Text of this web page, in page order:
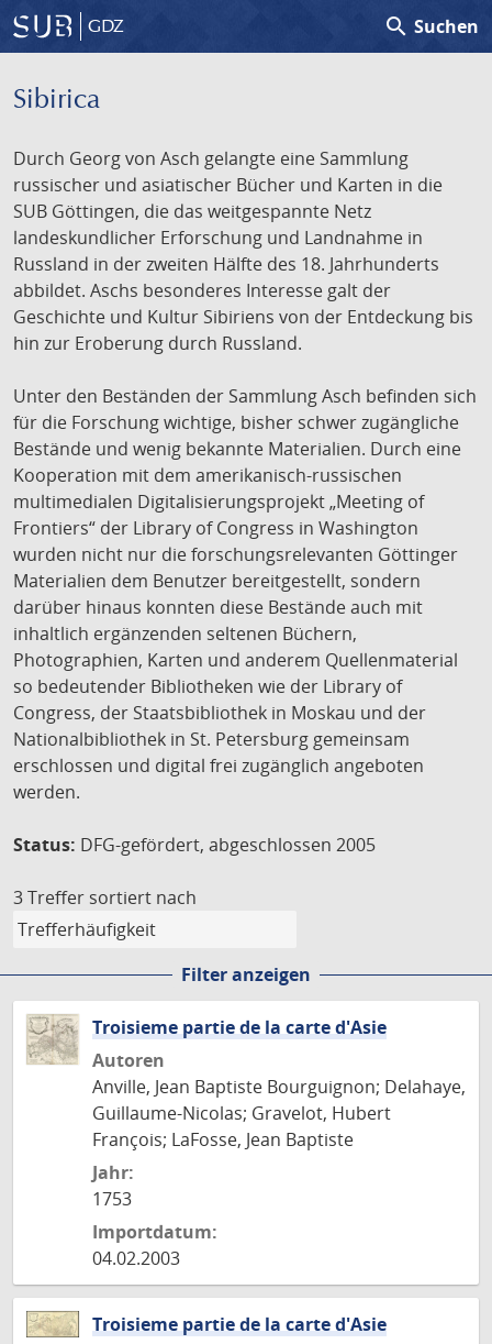
GDZ search Suchen
Sibirica
Durch Georg von Asch gelangte eine Sammlung
russischer und asiatischer Bücher und Karten in die
SUB Göttingen, die das weitgespannte Netz
landeskundlicher Erforschung und Landnahme in
Russland in der zweiten Hälfte des 18. Jahrhunderts
abbildet. Aschs besonderes Interesse galt der
Geschichte und Kultur Sibiriens von der Entdeckung bis
hin zur Eroberung durch Russland.
Unter den Beständen der Sammlung Asch befinden sich
für die Forschung wichtige, bisher schwer zugängliche
Bestände und wenig bekannte Materialien. Durch eine
Kooperation mit dem amerikanisch-russischen
multimedialen Digitalisierungsprojekt „Meeting of
Frontiers“ der Library of Congress in Washington
wurden nicht nur die forschungsrelevanten Göttinger
Materialien dem Benutzer bereitgestellt, sondern
darüber hinaus konnten diese Bestände auch mit
inhaltlich ergänzenden seltenen Büchern,
Photographien, Karten und anderem Quellenmaterial
so bedeutender Bibliotheken wie der Library of
Congress, der Staatsbibliothek in Moskau und der
Nationalbibliothek in St. Petersburg gemeinsam
erschlossen und digital frei zugänglich angeboten
werden.
Status: DFG-gefördert, abgeschlossen 2005
3 Treffer sortiert nach
Filter anzeigen
Troisieme partie de la carte d'Asie
Autoren
Anville, Jean Baptiste Bourguignon; Delahaye,
Guillaume-Nicolas; Gravelot, Hubert
François; LaFosse, Jean Baptiste
Jahr:
1753
Importdatum:
04.02.2003
Troisieme partie de la carte d'Asie